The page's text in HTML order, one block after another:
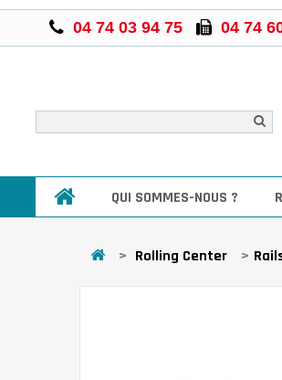
04 74 03 94 75 04 74
QUI SOMMES-NOUS ?
> Rolling Center >